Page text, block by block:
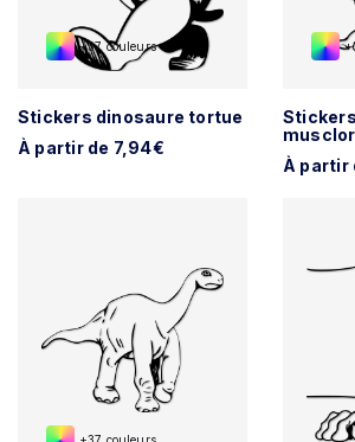
+37 couleurs
Stickers dinosaure tortue
À partir de 7,94€
musclor
À partir